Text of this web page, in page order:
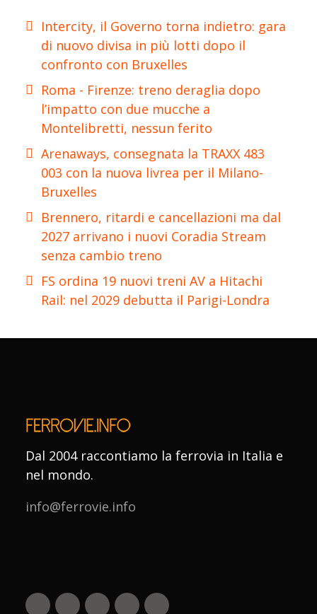
Intercity, il Governo torna indietro: gara
di nuovo divisa in più lotti dopo il
confronto con Bruxelles
Roma - Firenze: treno deraglia dopo
l’impatto con due mucche a
Montelibretti, nessun ferito
Arenaways, consegnata la TRAXX 483
003 con la nuova livrea per il Milano-
Bruxelles
Brennero, ritardi e cancellazioni ma dal
2027 arrivano i nuovi Coradia Stream
senza cambio treno
FS ordina 19 nuovi treni AV a Hitachi
Rail: nel 2029 debutta il Parigi-Londra
Dal 2004 raccontiamo la ferrovia in Italia e
nel mondo.
info@ferrovie.info